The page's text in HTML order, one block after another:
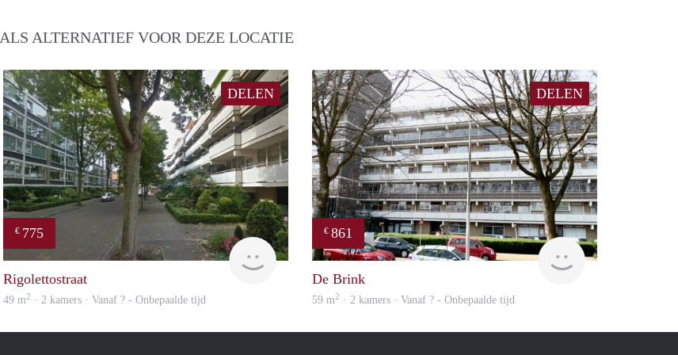
ALS ALTERNATIEF VOOR DEZE LOCATIE
DELEN
€ 775
finder
Rigolettostraat
49 m2 · 2 kamers · Vanaf ? - Onbepaalde tijd
DELEN
€ 861
Woning
De Brink
59 m2 · 2 kamers · Vanaf ? - Onbepaalde tijd